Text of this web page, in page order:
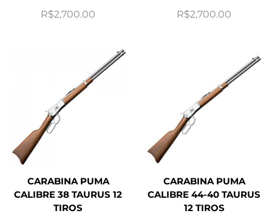
R$2,700.00 R$2,700.00
CARABINA PUMA
CALIBRE 38 TAURUS 12
TIROS
CARABINA PUMA
CALIBRE 44-40 TAURUS
12 TIROS